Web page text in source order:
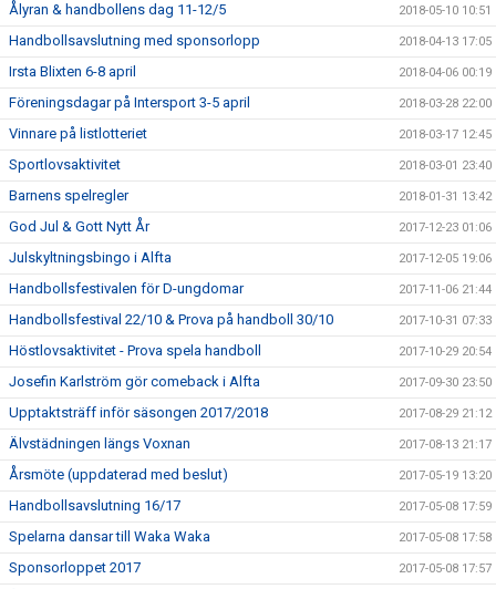
Ålyran & handbollens dag 11-12/5 2018-05-10 10:51
Handbollsavslutning med sponsorlopp 2018-04-13 17:05
Irsta Blixten 6-8 april 2018-04-06 00:19
Föreningsdagar på Intersport 3-5 april 2018-03-28 22:00
Vinnare på listlotteriet 2018-03-17 12:45
Sportlovsaktivitet 2018-03-01 23:40
Barnens spelregler 2018-01-31 13:42
God Jul & Gott Nytt År 2017-12-23 01:06
Julskyltningsbingo i Alfta 2017-12-05 19:06
Handbollsfestivalen för D-ungdomar 2017-11-06 21:44
Handbollsfestival 22/10 & Prova på handboll 30/10 2017-10-31 07:33
Höstlovsaktivitet - Prova spela handboll 2017-10-29 20:54
Josefin Karlström gör comeback i Alfta 2017-09-30 23:50
Upptaktsträff inför säsongen 2017/2018 2017-08-29 21:12
Älvstädningen längs Voxnan 2017-08-13 21:17
Årsmöte (uppdaterad med beslut) 2017-05-19 13:20
Handbollsavslutning 16/17 2017-05-08 17:59
Spelarna dansar till Waka Waka 2017-05-08 17:58
Sponsorloppet 2017 2017-05-08 17:57